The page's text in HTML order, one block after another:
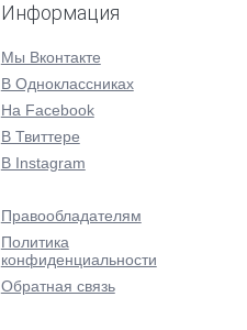
Информация
Мы Вконтакте
В Одноклассниках
На Facebook
В Твиттере
В Instagram
Правообладателям
Политика
конфиденциальности
Обратная связь